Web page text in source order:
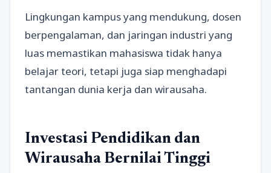
Lingkungan kampus yang mendukung, dosen
berpengalaman, dan jaringan industri yang
luas memastikan mahasiswa tidak hanya
belajar teori, tetapi juga siap menghadapi
tantangan dunia kerja dan wirausaha.
Investasi Pendidikan dan
Wirausaha Bernilai Tinggi